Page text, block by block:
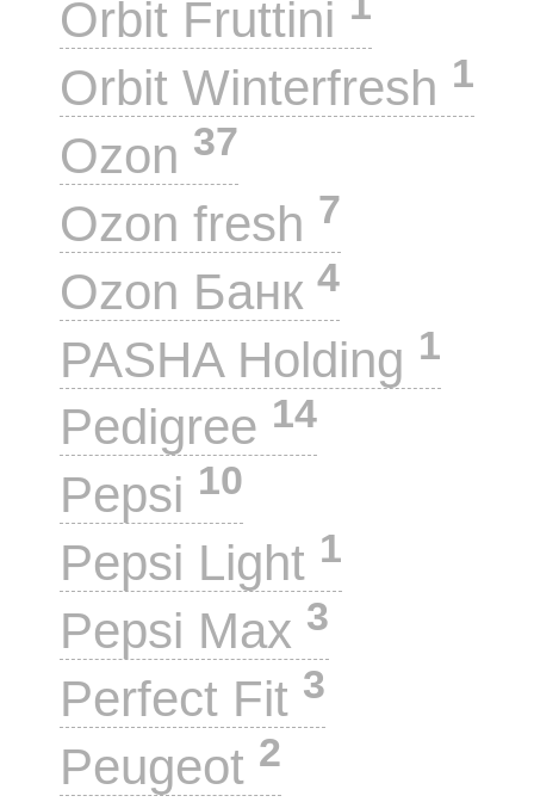
Orbit Fruttini
Orbit Winterfresh 1
Ozon 37
Ozon fresh 7
Ozon Банк 4
PASHA Holding 1
Pedigree 14
Pepsi 10
Pepsi Light 1
Pepsi Max 3
Perfect Fit 3
Peugeot 2